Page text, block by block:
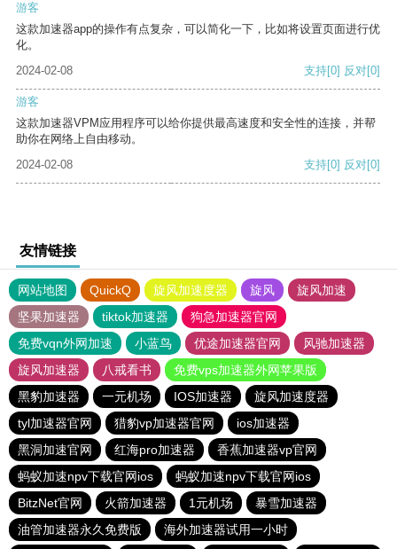
游客
这款加速器app的操作有点复杂，可以简化一下，比如将设置页面进行优
化。
2024-02-08
支持[0] 反对[0]
游客
这款加速器VPM应用程序可以给你提供最高速度和安全性的连接，并帮
助你在网络上自由移动。
2024-02-08
支持[0] 反对[0]
友情链接
网站地图 QuickQ 旋风加速度器 旋风
旋风加速
坚果加速器
tiktok加速器
狗急加速器官网
免费vqn外网加速
小蓝鸟 优途加速器官网
风驰加速器
旋风加速器
八戒看书
免费vps加速器外网苹果版
黑豹加速器
一元机场 IOS加速器
旋风加速度器
tyl加速器官网
猎豹vp加速器官网
ios加速器
黑洞加速官网
红海pro加速器
香蕉加速器vp官网
蚂蚁加速npv下载官网ios
蚂蚁加速npv下载官网ios
BitzNet官网
火箭加速器 1元机场
暴雪加速器
油管加速器永久免费版
海外加速器试用一小时